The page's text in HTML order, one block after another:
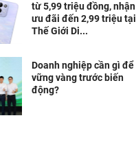
từ 5,99 triệu đồng, nhận
ưu đãi đến 2,99 triệu tại
Thế Giới Di...
Doanh nghiệp cần gì để
vững vàng trước biến
động?